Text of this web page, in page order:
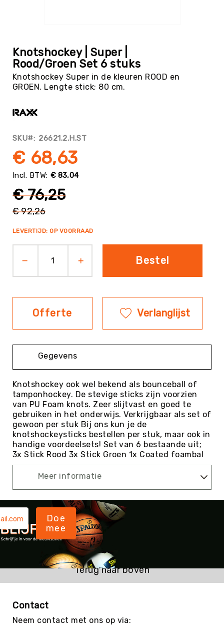
Basketbal
Beachvolleybal
Boksen
Boogschieten
Cornhole
Cricket
Curling
Dans
&
Sportvloeren
Floorball
Discgolf
Golf
Handbal
Hockey
&
Softbal
Jeu
de
Boules
KanJam
Kin-
&
Omnikin®
Klimmen
Korfbal
Knotshockey
Lacrosse
Mountainbiken
Pickleball
het
begin
van
de
afbeeldingen-
Knotshockey | Super |
Rood/Groen Set 6 stuks
Knotshockey Super in de kleuren ROOD en
GROEN. Lengte stick; 80 cm.
SKU 26621.2.H.ST
€ 83,04
€ 68,63
prijs
€ 92,26
€ 76,25
LEVERTIJD: OP VOORRAAD
Bestel
Offerte Verlanglijst
Gegevens
Knotshockey ook wel bekend als bounceball of
tamponhockey. De stevige sticks zijn voorzien
van PU Foam knots. Zeer slijtvast en goed te
gebruiken in het onderwijs. Verkrijgbaar als set of
gewoon per stuk Bij ons kun je de
knotshockeysticks bestellen per stuk, maar ook in
handige voordeelsets! Set van 6 bestaande uit;
3x Stick Rood 3x Stick Groen 1x Coated foambal
Meer informatie
Doe
mee
Terug naar boven
Contact
Neem contact met ons op via: